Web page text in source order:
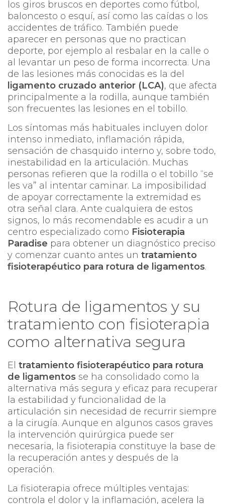
los giros bruscos en deportes como fútbol,
baloncesto o esquí, así como las caídas o los
accidentes de tráfico. También puede
aparecer en personas que no practican
deporte, por ejemplo al resbalar en la calle o
al levantar un peso de forma incorrecta. Una
de las lesiones más conocidas es la del
ligamento cruzado anterior (LCA), que afecta
principalmente a la rodilla, aunque también
son frecuentes las lesiones en el tobillo.
Los síntomas más habituales incluyen dolor
intenso inmediato, inflamación rápida,
sensación de chasquido interno y, sobre todo,
inestabilidad en la articulación. Muchas
personas refieren que la rodilla o el tobillo “se
les va” al intentar caminar. La imposibilidad
de apoyar correctamente la extremidad es
otra señal clara. Ante cualquiera de estos
signos, lo más recomendable es acudir a un
centro especializado como Fisioterapia
Paradise para obtener un diagnóstico preciso
y comenzar cuanto antes un tratamiento
fisioterapéutico para rotura de ligamentos.
Rotura de ligamentos y su
tratamiento con fisioterapia
como alternativa segura
El tratamiento fisioterapéutico para rotura
de ligamentos se ha consolidado como la
alternativa más segura y eficaz para recuperar
la estabilidad y funcionalidad de la
articulación sin necesidad de recurrir siempre
a la cirugía. Aunque en algunos casos graves
la intervención quirúrgica puede ser
necesaria, la fisioterapia constituye la base de
la recuperación antes y después de la
operación.
La fisioterapia ofrece múltiples ventajas:
controla el dolor y la inflamación, acelera la